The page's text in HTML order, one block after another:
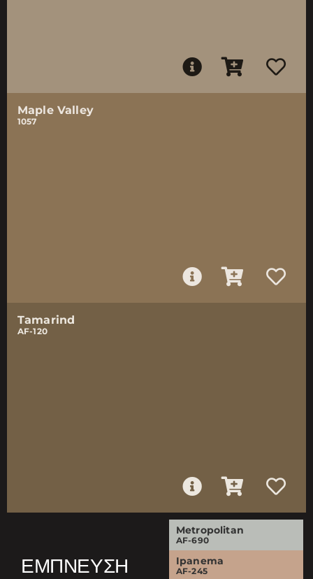
Maple Valley
1057
Tamarind
AF-120
ΈΜΠΝΕΥΣΗ
Metropolitan
AF-690
Ipanema
AF-245